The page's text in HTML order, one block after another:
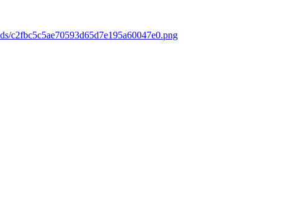
c2fbc5c5ae70593d65d7e195a60047e0.png